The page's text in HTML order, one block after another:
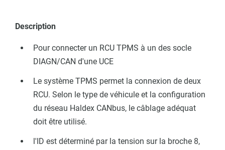
Description
Pour connecter un RCU TPMS à un des socle
DIAGN/CAN d'une UCE
Le système TPMS permet la connexion de deux
RCU. Selon le type de véhicule et la configuration
du réseau Haldex CANbus, le câblage adéquat
doit être utilisé.
l'ID est déterminé par la tension sur la broche 8,